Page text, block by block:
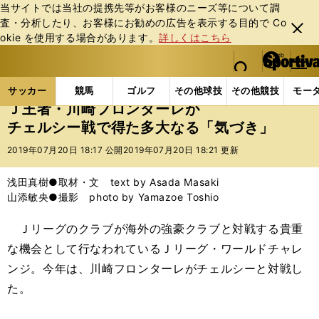
当サイトでは当社の提携先等がお客様のニーズ等について調
査・分析したり、お客様にお勧めの広告を表⽰する⽬的で Co
okie を使⽤する場合があります。詳しくはこちら
閉じ
る
web Sportiva (webスポルティーバ)
検索
マイペ
ー
ジ
メニュ
サッカー 競馬 ゴルフ その他球技 その他競技 モー
ス
ポ
ル
バ
サッカーの記事一覧 Jリーグ他 Jリーグ Ｊ王者
Ｊ王者・川崎フロンターレが
チェルシー戦で得た多大なる「気づき」
2019年07月20日 18:17 公開 2019年07月20日 18:21 更新
浅田真樹●取材・文 text by Asada Masaki
山添敏央●撮影 photo by Yamazoe Toshio
Ｊリーグのクラブが海外の強豪クラブと対戦する貴重
な機会として行なわれているＪリーグ・ワールドチャレ
ンジ。今年は、川崎フロンターレがチェルシーと対戦し
た。